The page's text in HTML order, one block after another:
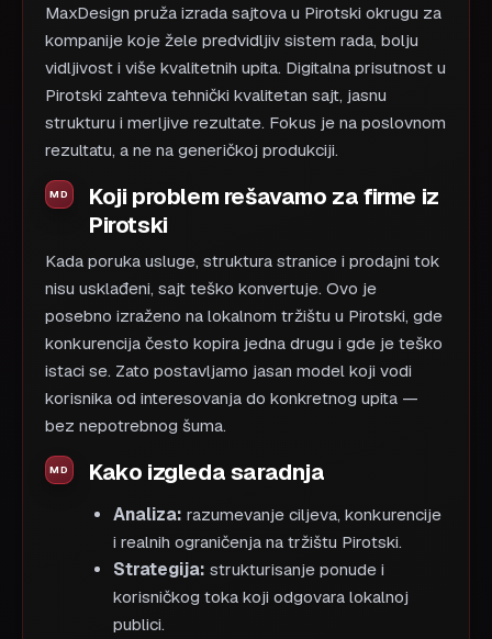
MaxDesign pruža izrada sajtova u Pirotski okrugu za
kompanije koje žele predvidljiv sistem rada, bolju
vidljivost i više kvalitetnih upita. Digitalna prisutnost u
Pirotski zahteva tehnički kvalitetan sajt, jasnu
strukturu i merljive rezultate. Fokus je na poslovnom
rezultatu, a ne na generičkoj produkciji.
Koji problem rešavamo za firme iz
Pirotski
Kada poruka usluge, struktura stranice i prodajni tok
nisu usklađeni, sajt teško konvertuje. Ovo je
posebno izraženo na lokalnom tržištu u Pirotski, gde
konkurencija često kopira jedna drugu i gde je teško
istaci se. Zato postavljamo jasan model koji vodi
korisnika od interesovanja do konkretnog upita —
bez nepotrebnog šuma.
Kako izgleda saradnja
Analiza: razumevanje ciljeva, konkurencije
i realnih ograničenja na tržištu Pirotski.
Strategija: strukturisanje ponude i
korisničkog toka koji odgovara lokalnoj
publici.